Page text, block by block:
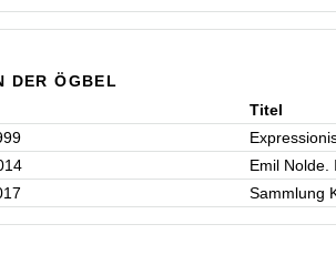
DER ÖGBEL
Titel
Emil Nolde.
Sammlung